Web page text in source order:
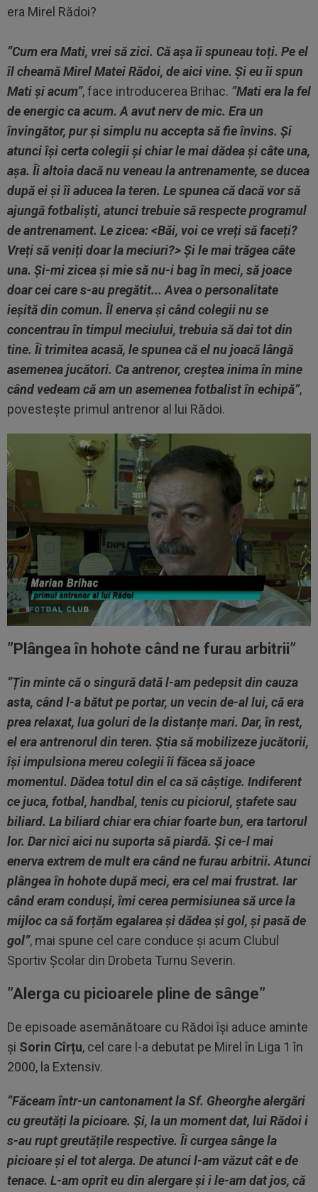
era Mirel Rădoi?
”Cum era Mati, vrei să zici. Că așa îi spuneau toți. Pe el
îl cheamă Mirel Matei Rădoi, de aici vine. Și eu îi spun
Mati și acum”, face introducerea Brihac. ”Mati era la fel
de energic ca acum. A avut nerv de mic. Era un
învingător, pur și simplu nu accepta să fie învins. Și
atunci își certa colegii și chiar le mai dădea și câte una,
așa. Îi altoia dacă nu veneau la antrenamente, se ducea
după ei și îi aducea la teren. Le spunea că dacă vor să
ajungă fotbaliști, atunci trebuie să respecte programul
de antrenament. Le zicea: <Băi, voi ce vreți să faceți?
Vreți să veniți doar la meciuri?> Și le mai trăgea câte
una. Și-mi zicea și mie să nu-i bag în meci, să joace
doar cei care s-au pregătit... Avea o personalitate
ieșită din comun. Îl enerva și când colegii nu se
concentrau în timpul meciului, trebuia să dai tot din
tine. Îi trimitea acasă, le spunea că el nu joacă lângă
asemenea jucători. Ca antrenor, creștea inima în mine
când vedeam că am un asemenea fotbalist în echipă”,
povestește primul antrenor al lui Rădoi.
”Plângea în hohote când ne furau arbitrii”
”Țin minte că o singură dată l-am pedepsit din cauza
asta, când l-a bătut pe portar, un vecin de-al lui, că era
prea relaxat, lua goluri de la distanțe mari. Dar, în rest,
el era antrenorul din teren. Știa să mobilizeze jucătorii,
își impulsiona mereu colegii îi făcea să joace
momentul. Dădea totul din el ca să câștige. Indiferent
ce juca, fotbal, handbal, tenis cu piciorul, ștafete sau
biliard. La biliard chiar era chiar foarte bun, era tartorul
lor. Dar nici aici nu suporta să piardă. Și ce-l mai
enerva extrem de mult era când ne furau arbitrii. Atunci
plângea în hohote după meci, era cel mai frustrat. Iar
când eram conduși, îmi cerea permisiunea să urce la
mijloc ca să forțăm egalarea și dădea și gol, și pasă de
gol”, mai spune cel care conduce și acum Clubul
Sportiv Școlar din Drobeta Turnu Severin.
”Alerga cu picioarele pline de sânge”
De episoade asemănătoare cu Rădoi își aduce aminte
și Sorin Cîrțu, cel care l-a debutat pe Mirel în Liga 1 în
2000, la Extensiv.
”Făceam într-un cantonament la Sf. Gheorghe alergări
cu greutăți la picioare. Și, la un moment dat, lui Rădoi i
s-au rupt greutățile respective. Îi curgea sânge la
picioare și el tot alerga. De atunci l-am văzut cât e de
tenace. L-am oprit eu din alergare și i le-am dat jos, că